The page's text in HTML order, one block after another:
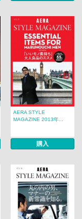
AERA STYLE
MAGAZINE 2013年...
購入